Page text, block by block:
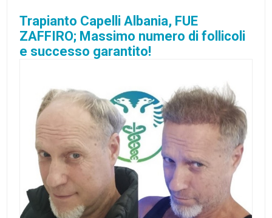
Trapianto Capelli Albania, FUE
ZAFFIRO; Massimo numero di follicoli
e successo garantito!